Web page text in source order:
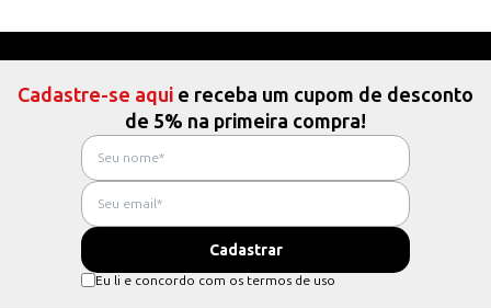
Cadastre-se aqui e receba um cupom de desconto
de 5% na primeira compra!
Eu li e concordo com os termos de uso